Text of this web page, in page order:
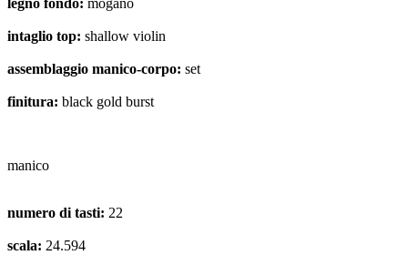
legno fondo: mogano
intaglio top: shallow violin
assemblaggio manico-corpo: set
finitura: black gold burst
manico
numero di tasti: 22
scala: 24.594